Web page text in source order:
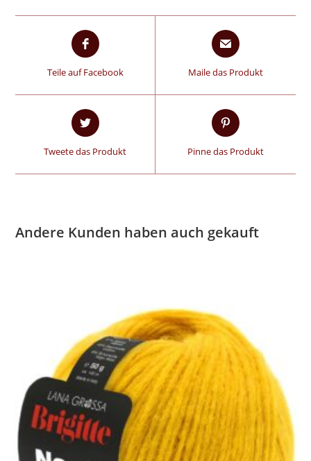
Teile auf Facebook Maile das Produkt
Tweete das Produkt Pinne das Produkt
Andere Kunden haben auch gekauft